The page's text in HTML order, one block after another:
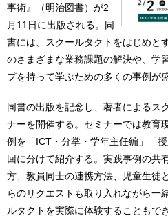
事術』（明治図書）が2
月11日に出版される。同
書には、スクールタクトをはじめと
のさまざまな業務課題の解決や、学
プを持って学ぶための多くの事例が
同書の出版を記念し、著者によるス
ナーを開催する。セミナーでは教育
例を「ICT・分掌・学年主任編」「
回に分けて紹介する。実践事例の共
方、教員同士の連携方法、児童生徒
らのリクエストも取り入れながら一
ルタクトを実際に体験することもでき